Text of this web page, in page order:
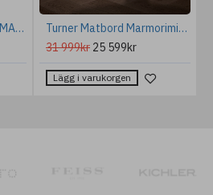
CLIP Vägglampa AP2 SMALL Vit 44cm
Turner Matbord Marmorimitation 119.5 cm
31 999kr 25 599kr
Lägg i varukorgen